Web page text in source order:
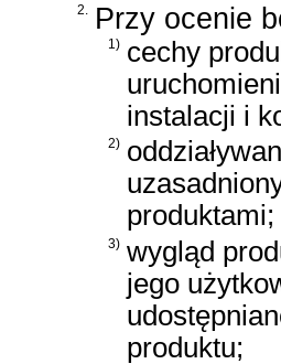
2. Przy ocenie
1) cechy
instalacji i
2)
produktami;
3) wygląd
jego
produktu;